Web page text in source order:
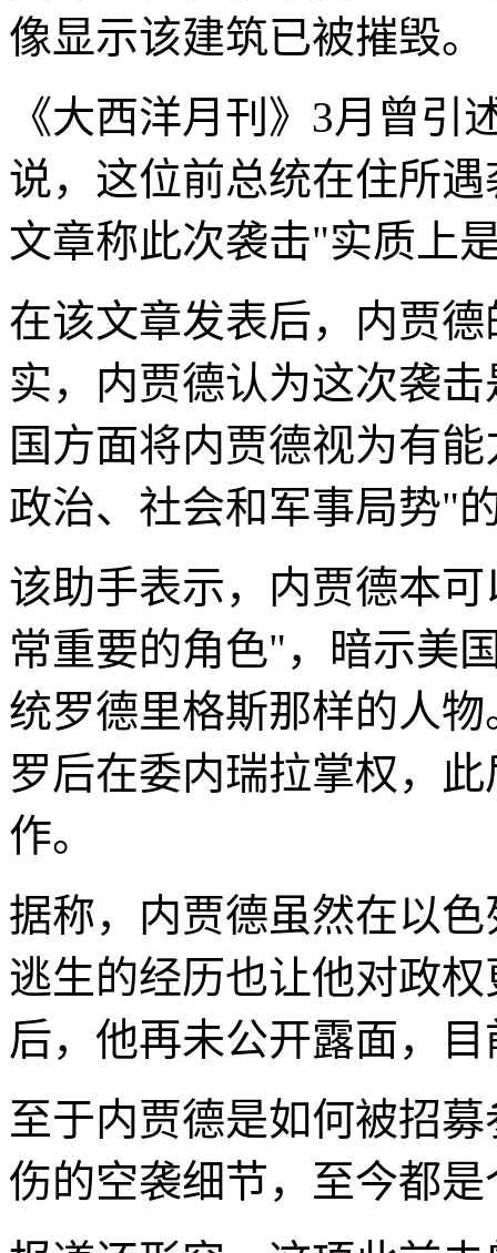
像显示该建筑已被摧毁。
《大西洋月刊》3月曾引
说，这位前总统在住所
文章称此次袭击"实质上
在该文章发表后，内贾
实，内贾德认为这次袭
国方面将内贾德视为有
政治、社会和军事局势"
该助手表示，内贾德本
常重要的角色"，暗示美
统罗德里格斯那样的人
罗后在委内瑞拉掌权，
作。
据称，内贾德虽然在以
逃生的经历也让他对政
后，他再未公开露面，
至于内贾德是如何被招
伤的空袭细节，至今都是